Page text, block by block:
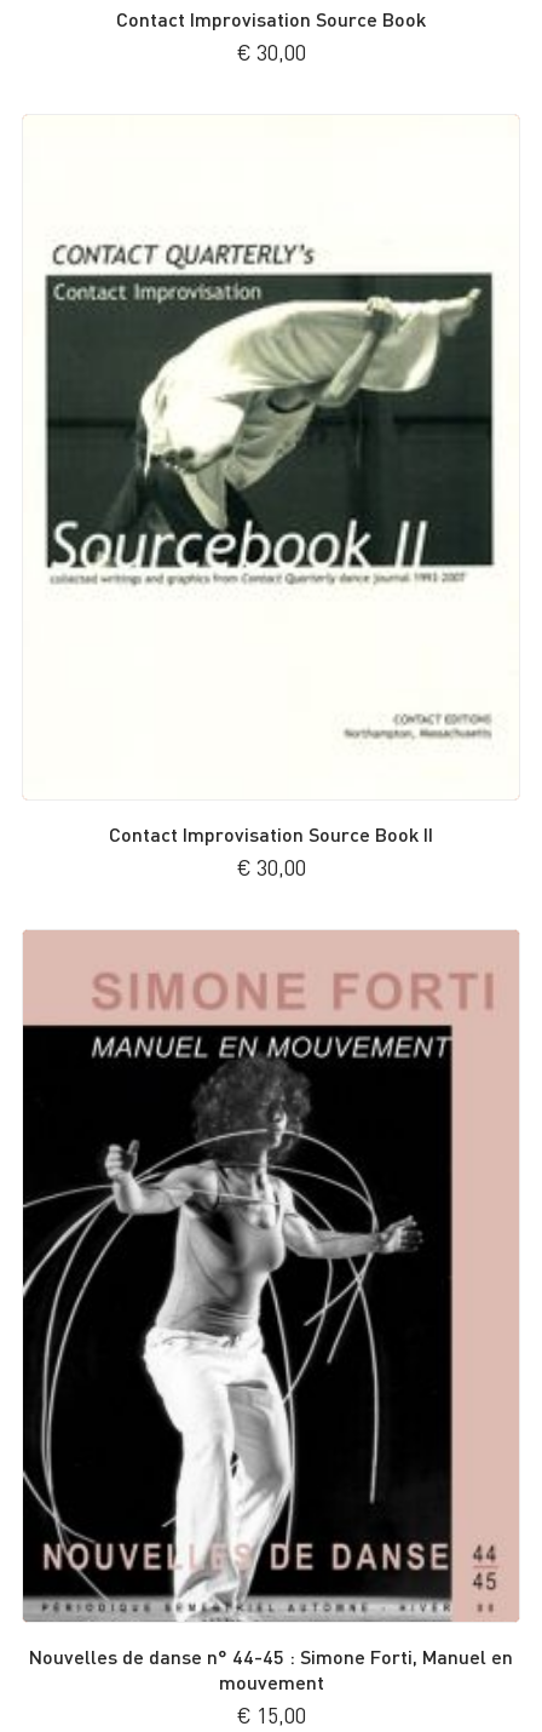
Contact Improvisation Source Book
€ 30,00
Contact Improvisation Source Book II
€ 30,00
Nouvelles de danse n° 44-45 : Simone Forti, Manuel en
mouvement
€ 15,00